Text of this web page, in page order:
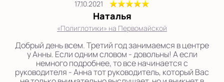
17.10.2021
Наталья
«Полиглотики» на Первомайской
Добрый день всем. Третий год занимаемся в центре
у Анны. Если одним словом - довольны! А если
немного подробнее, то все начинается с
руководителя - Анна тот руководитель, который Вас